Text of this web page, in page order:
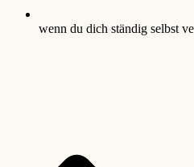
wenn du dich ständig selbst